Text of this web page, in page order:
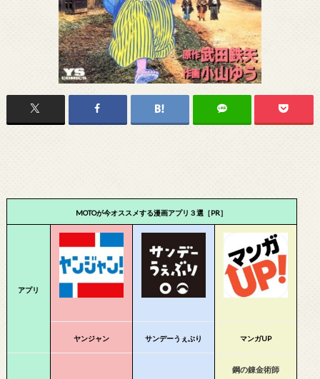
MOTOが今オススメする漫画アプリ３選［PR］
アプリ
ヤンジャン サンデーうぇぶり マンガUP
鋼の錬金術師